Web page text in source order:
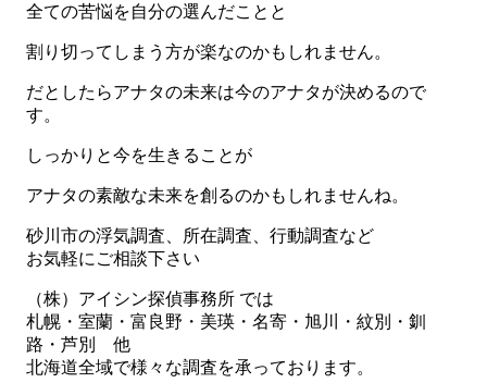
全ての苦悩を自分の選んだことと
割り切ってしまう方が楽なのかもしれません。
だとしたらアナタの未来は今のアナタが決めるので
す。
しっかりと今を生きることが
アナタの素敵な未来を創るのかもしれませんね。
砂川市の浮気調査、所在調査、行動調査など
お気軽にご相談下さい
（株）アイシン探偵事務所 では
札幌・室蘭・富良野・美瑛・名寄・旭川・紋別・釧
路・芦別 他
北海道全域で様々な調査を承っております。